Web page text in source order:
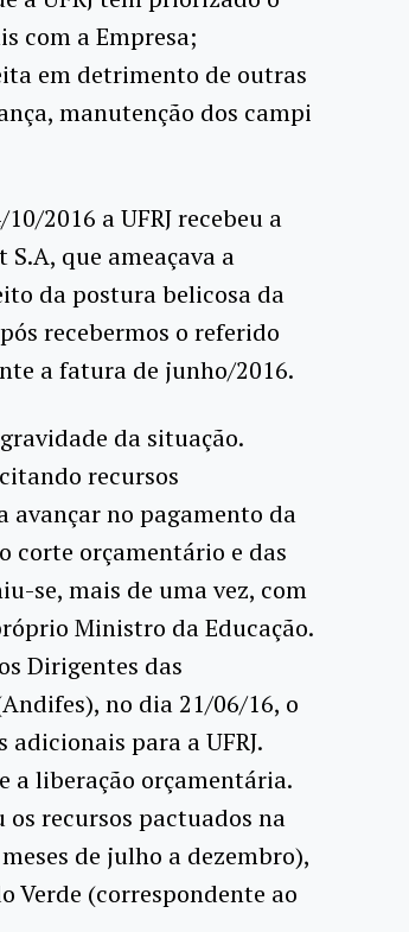
com a Empresa;
em detrimento de outras
manutenção dos campi
2016 a UFRJ recebeu a
que ameaçava a
da postura belicosa da
recebermos o referido
a fatura de junho/2016.
da situação.
recursos
avançar no pagamento da
corte orçamentário e das
se, mais de uma vez, com
Ministro da Educação.
Dirigentes das
no dia 21/06/16, o
para a UFRJ.
a liberação orçamentária.
os recursos pactuados na
de julho a dezembro),
Verde (correspondente ao